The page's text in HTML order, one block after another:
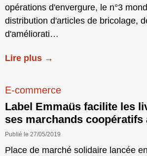
opérations d'envergure, le n°3
distribution d'articles de bricolage,
d'améliorati…
Lire plus →
E-commerce
Label Emmaüs facilite les
ses marchands coopératifs
Publié le 27/05/2019
Place de marché solidaire lancée